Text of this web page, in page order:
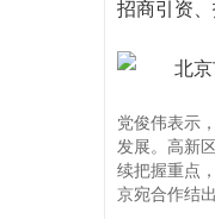
招商引资
党俊伟表示
发展。高新
续把握重点
京宛合作结